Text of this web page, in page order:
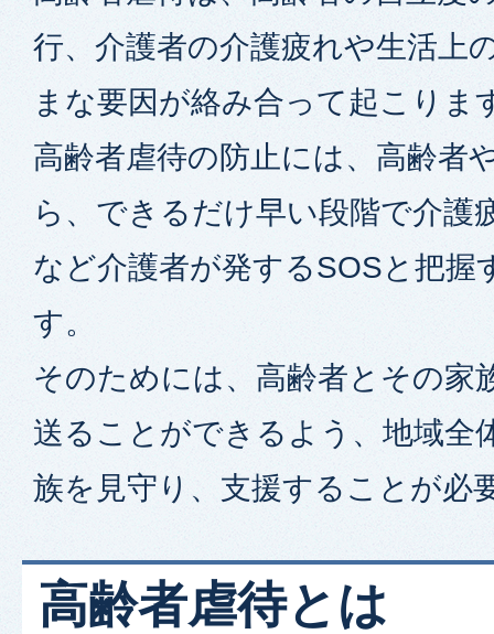
行、介護者の介護疲れや生活上
まな要因が絡み合って起こりま
高齢者虐待の防止には、高齢者
ら、できるだけ早い段階で介護
など介護者が発するSOSと把握
す。
そのためには、高齢者とその家
送ることができるよう、地域全
族を見守り、支援することが必
高齢者虐待とは